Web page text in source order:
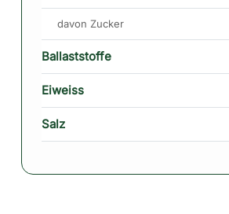
davon Zucker
Ballaststoffe
Eiweiss
Salz